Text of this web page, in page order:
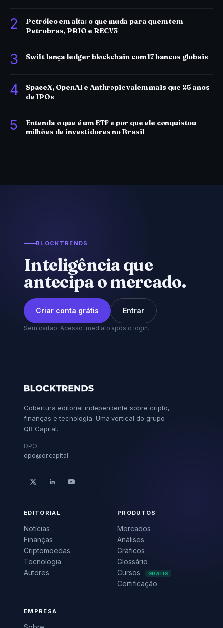
2
Petróleo em alta: o que muda para quem tem
Petrobras, PRIO e RECV3
3 Swift lança ledger blockchain com 17 bancos globais
4
SpaceX, OpenAI e Anthropic valem mais que 25 anos
de IPOs
5
Entenda o que é um ETF e por que ele conquistou
milhões de investidores no Brasil
BLOCKTRENDS
Inteligência que
antecipa o mercado.
Criar conta grátis Entrar
Sem cartão. Acesso imediato após o login.
Cobertura editorial independente sobre cripto,
finanças e tecnologia. Uma vertical do grupo
QR Capital.
DPO:
dpo@qr.capital
EDITORIAL
Notícias
Finanças
Criptomoedas
Tecnologia
Autores
PRODUTOS
Mercados
Análises
Gráficos
Glossário
Cursos
GRÁTIS
Certificação
EMPRESA